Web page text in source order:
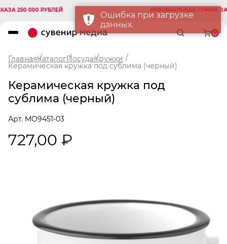
250 000 РУБЛЕЙ МИНИМАЛЬНАЯ СУММА
0
ГлавнаяКаталогПосудаКружки
Керамическая кружка под сублима (черный)
Керамическая кружка под
сублима (черный)
Арт. MO9451-03
727,00 ₽
Ошибка при загрузке
данных.